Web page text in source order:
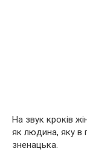
На звук кроків
як людина, яку в
зненацька.